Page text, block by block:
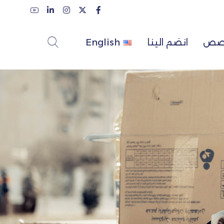
انضم الينا English